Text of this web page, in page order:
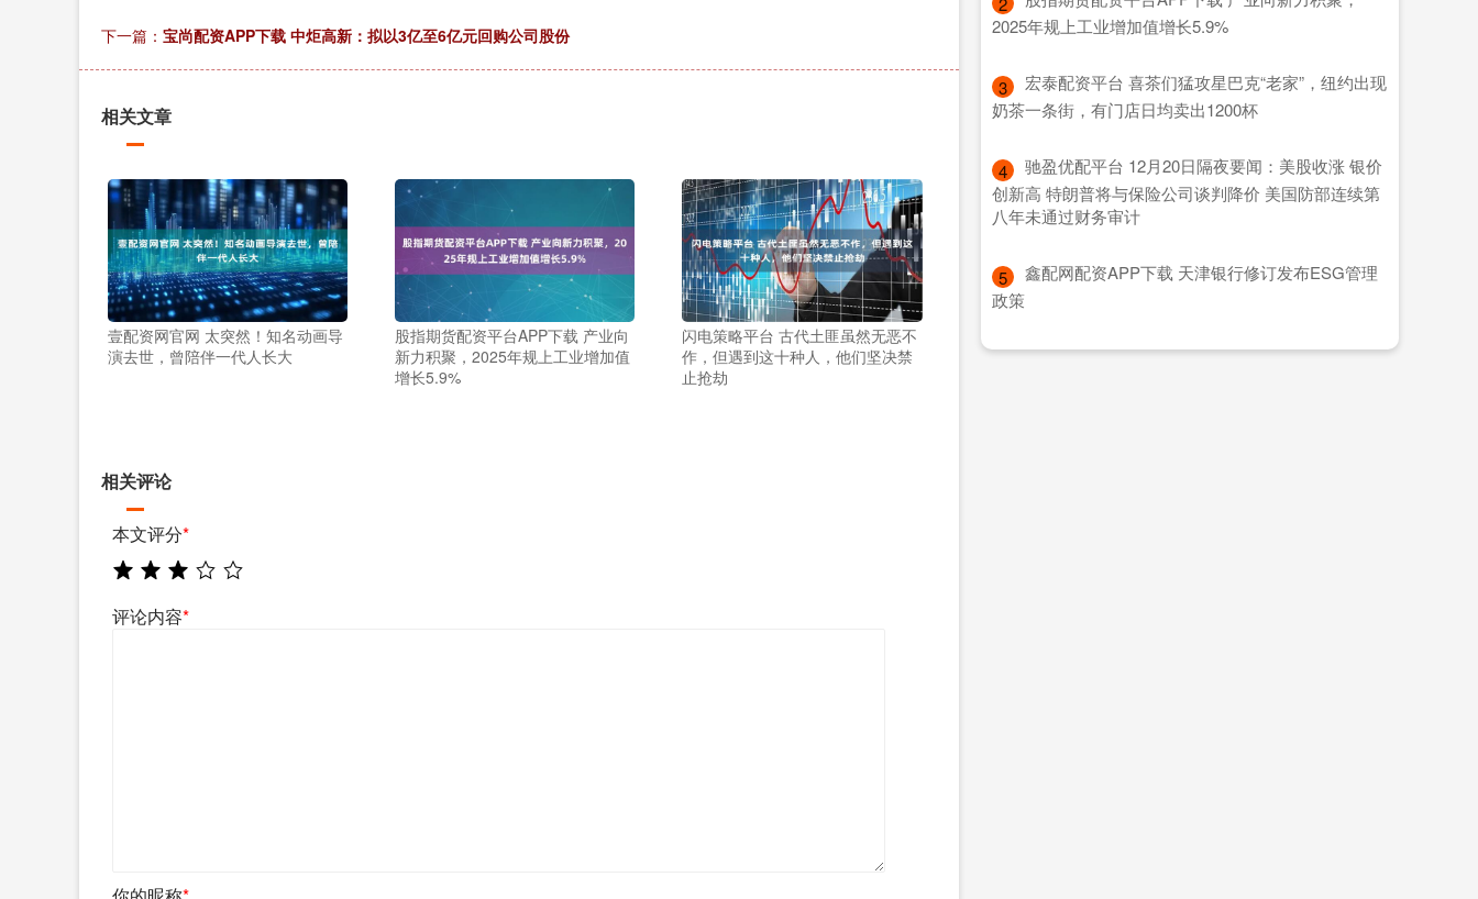
下一篇： 宝尚配资APP下载 中炬高新：拟以3亿至6亿元回购公司股份
相关文章
壹配资网官网 太突然！知名动画导
演去世，曾陪伴一代人长大
股指期货配资平台APP下载 产业向
新力积聚，2025年规上工业增加值
增长5.9%
闪电策略平台 古代土匪虽然无恶不
作，但遇到这十种人，他们坚决禁
止抢劫
相关评论
本文评分*
评论内容*
2025年规上工业增加值增长5.9%
3
​宏泰配资平台 喜茶们猛攻星巴克“老家”，纽约出现
奶茶一条街，有门店日均卖出1200杯
4
​驰盈优配平台 12月20日隔夜要闻：美股收涨 银价
创新高 特朗普将与保险公司谈判降价 美国防部连续第
八年未通过财务审计
5
​鑫配网配资APP下载 天津银行修订发布ESG管理
政策